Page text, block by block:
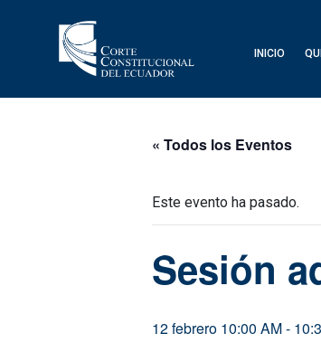
INICIO
« Todos los Eventos
Este evento ha pasado.
Sesión
12 febrero 10:00 AM-